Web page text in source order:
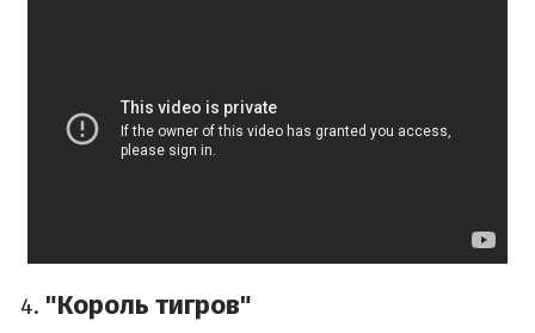
"Король тигров"